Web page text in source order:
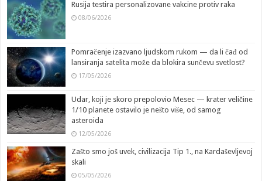
Rusija testira personalizovane vakcine protiv raka
08/06/2026
Pomračenje izazvano ljudskom rukom — da li čađ od
lansiranja satelita može da blokira sunčevu svetlost?
17/05/2026
Udar, koji je skoro prepolovio Mesec — krater veličine
1/10 planete ostavilo je nešto više, od samog
asteroida
12/05/2026
Zašto smo još uvek, civilizacija Tip 1., na Kardaševljevoj
skali
05/05/2026